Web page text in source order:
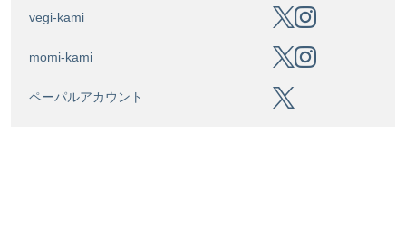
vegi-kami
momi-kami
ペーパルアカウント